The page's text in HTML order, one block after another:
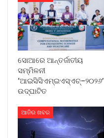
ସୋଆରେ ଆନ୍ତର୍ଜାତୀୟ
ସମ୍ମିଳନୀ
‘ଆଇସିସିଏମ୍‌ଇଏସ୍‌ଏଚ୍‌–୨୦୨୬’
ଉଦ୍‌ଘାଟିତ
ଆଜିର ଖବର